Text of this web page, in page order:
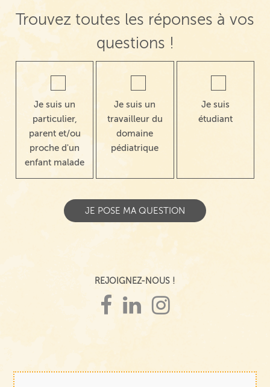
Trouvez toutes les réponses à vos
questions !
Je suis un
particulier,
parent et/ou
proche d'un
enfant malade
Je suis un
travailleur du
domaine
pédiatrique
Je suis
étudiant
REJOIGNEZ-NOUS !